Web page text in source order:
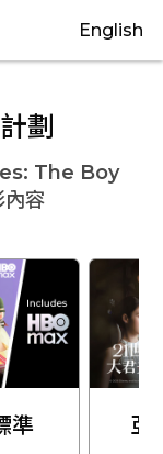
English
劃
The Boy
內容
準 亞